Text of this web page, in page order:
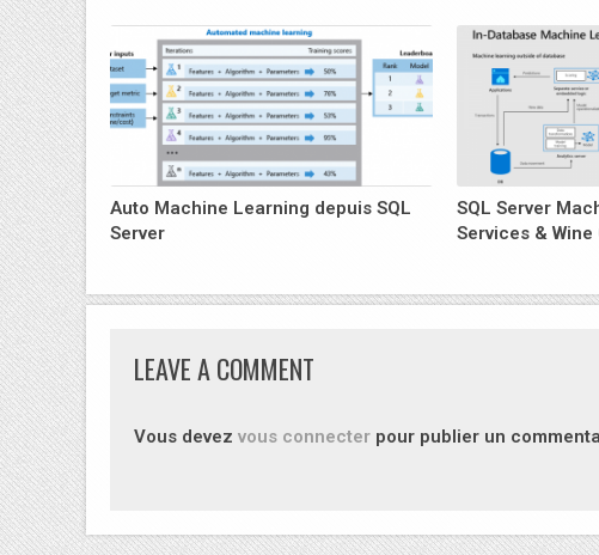
Auto Machine Learning depuis SQL
Server
SQL Server
Services & Wine
LEAVE A COMMENT
Vous devez vous connecter pour publier un